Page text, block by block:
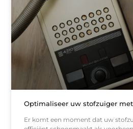
Optimaliseer uw stofzuiger
Er komt een moment dat uw